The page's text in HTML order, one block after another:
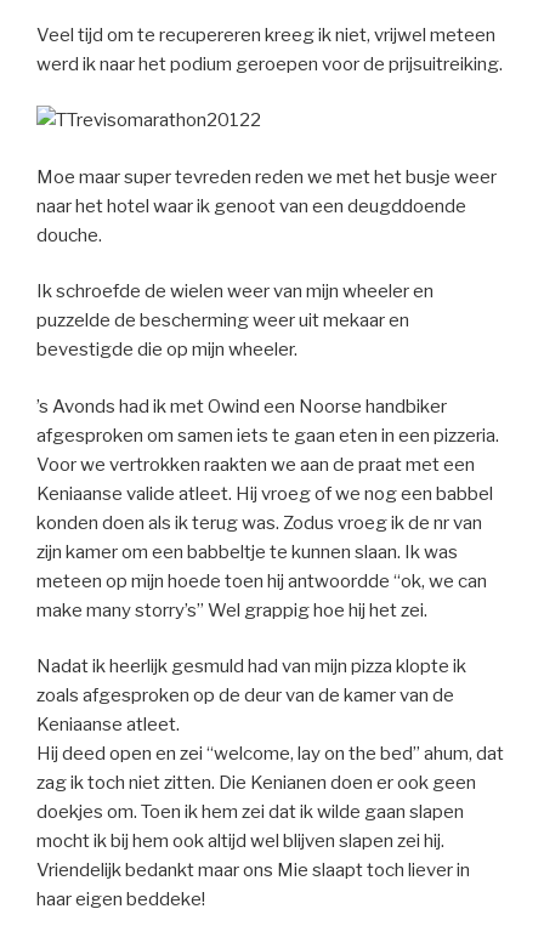
Veel tijd om te recupereren kreeg ik niet, vrijwel meteen
werd ik naar het podium geroepen voor de prijsuitreiking.
Moe maar super tevreden reden we met het busje weer
naar het hotel waar ik genoot van een deugddoende
douche.
Ik schroefde de wielen weer van mijn wheeler en
puzzelde de bescherming weer uit mekaar en
bevestigde die op mijn wheeler.
’s Avonds had ik met Owind een Noorse handbiker
afgesproken om samen iets te gaan eten in een pizzeria.
Voor we vertrokken raakten we aan de praat met een
Keniaanse valide atleet. Hij vroeg of we nog een babbel
konden doen als ik terug was. Zodus vroeg ik de nr van
zijn kamer om een babbeltje te kunnen slaan. Ik was
meteen op mijn hoede toen hij antwoordde “ok, we can
make many storry’s” Wel grappig hoe hij het zei.
Nadat ik heerlijk gesmuld had van mijn pizza klopte ik
zoals afgesproken op de deur van de kamer van de
Keniaanse atleet.
Hij deed open en zei “welcome, lay on the bed” ahum, dat
zag ik toch niet zitten. Die Kenianen doen er ook geen
doekjes om. Toen ik hem zei dat ik wilde gaan slapen
mocht ik bij hem ook altijd wel blijven slapen zei hij.
Vriendelijk bedankt maar ons Mie slaapt toch liever in
haar eigen beddeke!